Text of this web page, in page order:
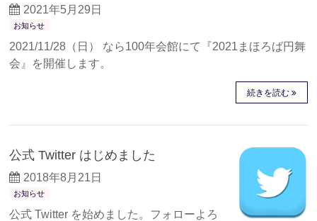
2021年5月29日
お知らせ
2021/11/28（日） なら100年会館にて『2021まほろば円舞
会』を開催します。
続きを読む
公式 Twitter はじめました
2018年8月21日
お知らせ
公式 Twitter を始めました。フォローよろ